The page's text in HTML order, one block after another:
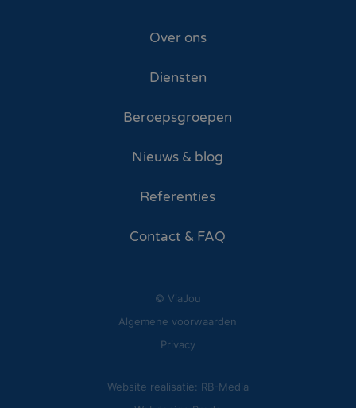
Over ons
Diensten
Beroepsgroepen
Nieuws & blog
Referenties
Contact & FAQ
© ViaJou
Algemene voorwaarden
Privacy
Website realisatie: RB-Media